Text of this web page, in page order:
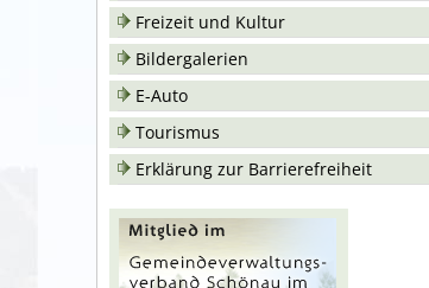
Freizeit und Kultur
Bildergalerien
E-Auto
Tourismus
Erklärung zur Barrierefreiheit